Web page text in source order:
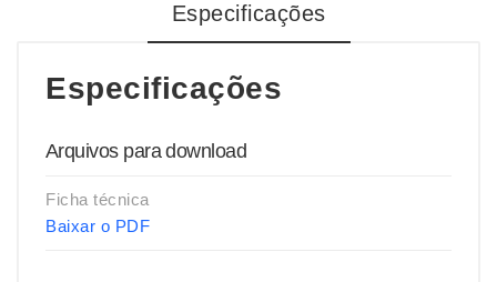
Especificações
Especificações
Arquivos para download
Ficha técnica
Baixar o PDF